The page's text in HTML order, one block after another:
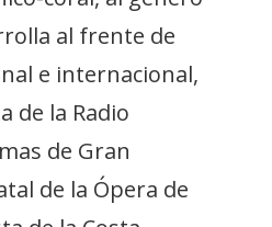
al frente de
e internacional,
de la Radio
de Gran
de la Ópera de